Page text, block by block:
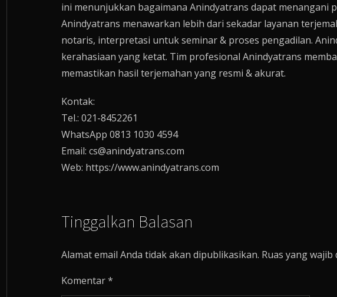
ini menunjukkan bagaimana Anindyatrans dapat menangani
Anindyatrans menawarkan lebih dari sekadar layanan
notaris, interpretasi untuk seminar & proses pengadilan.
kerahasiaan yang ketat. Tim profesional Anindyatrans
memastikan hasil terjemahan yang resmi & akurat.
Kontak:
Tel.: 021-8452261
WhatsApp 0813 1030 4594
Email: cs@anindyatrans.com
Web: https://www.anindyatrans.com
Tinggalkan Balasan
Alamat email Anda tidak akan dipublikasikan. Ruas yang wajib
Komentar*